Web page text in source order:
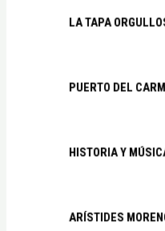
LA TAPA
PUERTO DEL
HISTORIA Y
ARÍSTIDES